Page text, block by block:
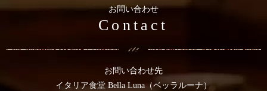
お問い合わせ
Contact
お問い合わせ先
イタリア食堂 Bella Luna（ベッラルーナ）